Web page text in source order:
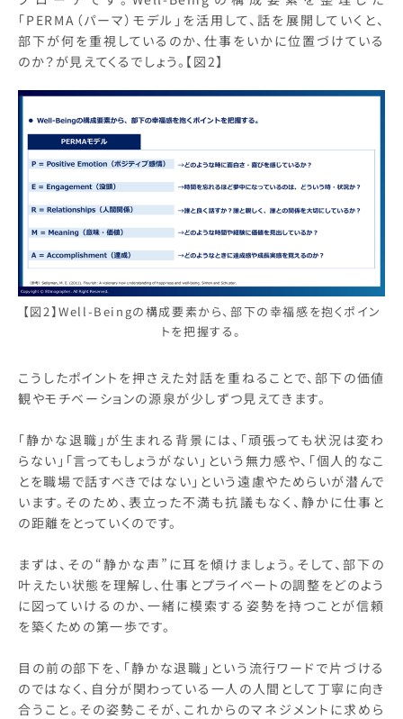
「PERMA（パーマ）モデル」を活用して、話を展開していくと、
部下が何を重視しているのか、仕事をいかに位置づけている
のか？が見えてくるでしょう。【図2】
【図2】Well-Beingの構成要素から、部下の幸福感を抱くポイン
トを把握する。
こうしたポイントを押さえた対話を重ねることで、部下の価値
観やモチベーションの源泉が少しずつ見えてきます。
「静かな退職」が生まれる背景には、「頑張っても状況は変わ
らない」「言ってもしょうがない」という無力感や、「個人的なこ
とを職場で話すべきではない」という遠慮やためらいが潜んで
います。そのため、表立った不満も抗議もなく、静かに仕事と
の距離をとっていくのです。
まずは、その“静かな声”に耳を傾けましょう。そして、部下の
叶えたい状態を理解し、仕事とプライベートの調整をどのよう
に図っていけるのか、一緒に模索する姿勢を持つことが信頼
を築くための第一歩です。
目の前の部下を、「静かな退職」という流行ワードで片づける
のではなく、自分が関わっている一人の人間として丁寧に向き
合うこと。その姿勢こそが、これからのマネジメントに求めら